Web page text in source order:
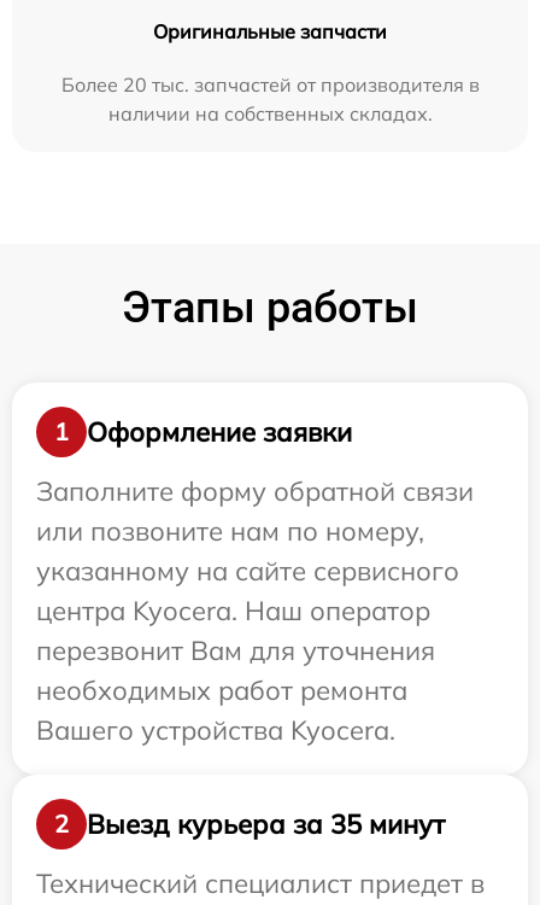
Оригинальные запчасти
Более 20 тыс. запчастей от производителя в
наличии на собственных складах.
Этапы работы
1
Оформление заявки
Заполните форму обратной связи
или позвоните нам по номеру,
указанному на сайте сервисного
центра Kyocera. Наш оператор
перезвонит Вам для уточнения
необходимых работ ремонта
Вашего устройства Kyocera.
2
Выезд курьера за 35 минут
Технический специалист приедет в